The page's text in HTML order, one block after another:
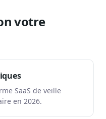
votre
SaaS de veille
en 2026.